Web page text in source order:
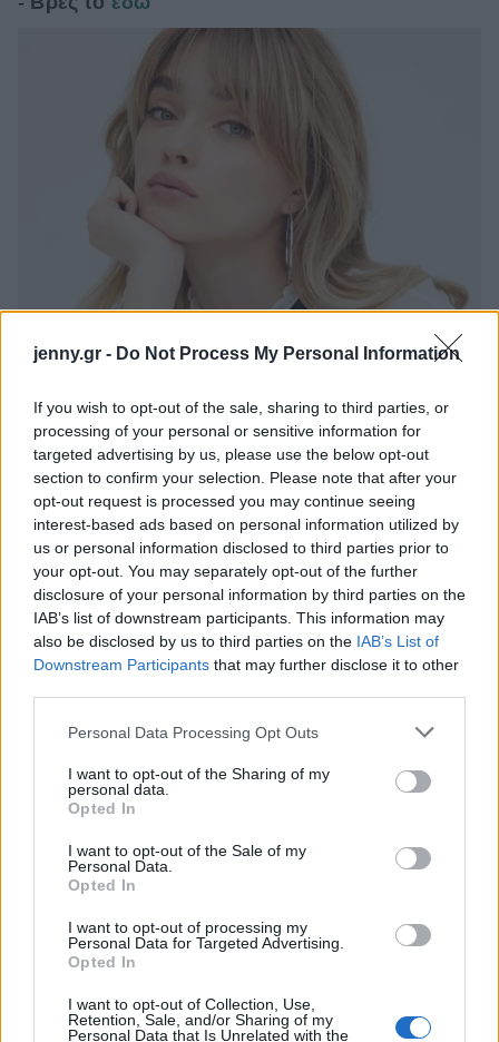
jenny.gr - Do Not Process My Personal Information
If you wish to opt-out of the sale, sharing to third parties, or
processing of your personal or sensitive information for
targeted advertising by us, please use the below opt-out
section to confirm your selection. Please note that after your
opt-out request is processed you may continue seeing
interest-based ads based on personal information utilized by
us or personal information disclosed to third parties prior to
your opt-out. You may separately opt-out of the further
disclosure of your personal information by third parties on the
IAB’s list of downstream participants. This information may
also be disclosed by us to third parties on the IAB’s List of
Downstream Participants that may further disclose it to other
Please note that this website/app uses one or more Google
not limited to your visit or usage behaviour. You may click to
grant or deny consent to Google and its third-party tags to
use your data for below specified purposes in below Google
consent section.
Personal Data Processing Opt Outs
I want to opt-out of the Sharing of my
personal data.
Opted In
I want to opt-out of the Sale of my
Personal Data.
Opted In
I want to opt-out of processing my
Personal Data for Targeted Advertising.
Opted In
I want to opt-out of Collection, Use,
Retention, Sale, and/or Sharing of my
Personal Data that Is Unrelated with the